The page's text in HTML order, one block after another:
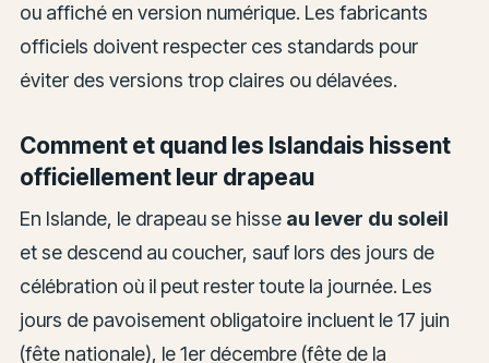
ou affiché en version numérique. Les fabricants
officiels doivent respecter ces standards pour
éviter des versions trop claires ou délavées.
Comment et quand les Islandais hissent
officiellement leur drapeau
En Islande, le drapeau se hisse au lever du soleil
et se descend au coucher, sauf lors des jours de
célébration où il peut rester toute la journée. Les
jours de pavoisement obligatoire incluent le 17 juin
(fête nationale), le 1er décembre (fête de la